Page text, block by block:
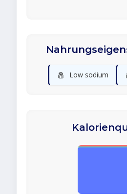
🧂 Low sodium